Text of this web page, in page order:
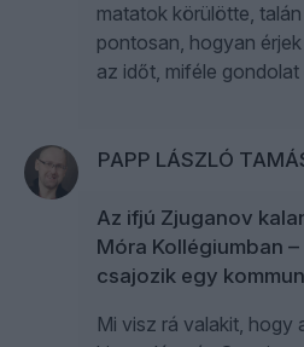
matatok körülötte,
pontosan, hogyan
az időt, miféle gondolat
PAPP LÁSZLÓ
Az ifjú Zjuganov
Móra Kollégiumban
csajozik egy
Mi visz rá valakit,